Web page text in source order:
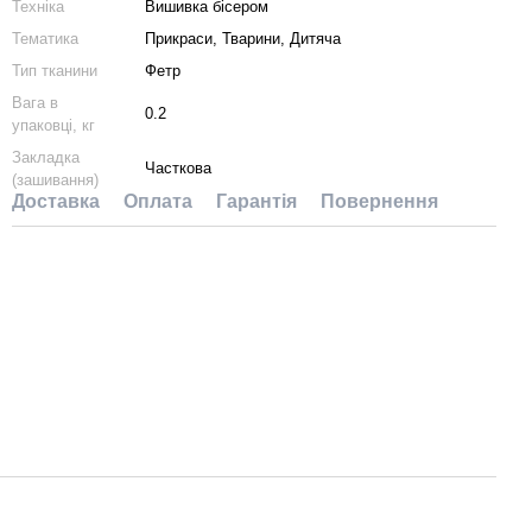
Техніка
Вишивка бісером
Тематика
Прикраси, Тварини, Дитяча
Тип тканини
Фетр
Вага в
упаковці, кг
0.2
Закладка
(зашивання)
Часткова
Доставка Оплата Гарантія Повернення